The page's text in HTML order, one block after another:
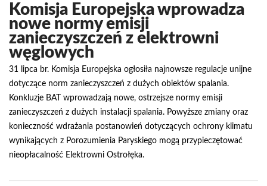
Komisja Europejska wprowadza
nowe normy emisji
zanieczyszczeń z elektrowni
węglowych
31 lipca br. Komisja Europejska ogłosiła najnowsze regulacje unijne
dotyczące norm zanieczyszczeń z dużych obiektów spalania.
Konkluzje BAT wprowadzają nowe, ostrzejsze normy emisji
zanieczyszczeń z dużych instalacji spalania. Powyższe zmiany oraz
konieczność wdrażania postanowień dotyczących ochrony klimatu
wynikających z Porozumienia Paryskiego mogą przypieczętować
nieopłacalność Elektrowni Ostrołęka.